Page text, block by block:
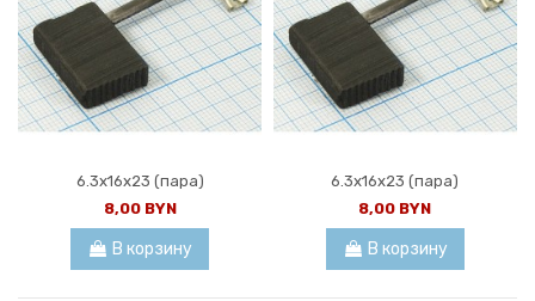
6.3x16x23 (пара)
8,00 BYN
В корзину
6.3x16x23 (пара)
8,00 BYN
В корзину